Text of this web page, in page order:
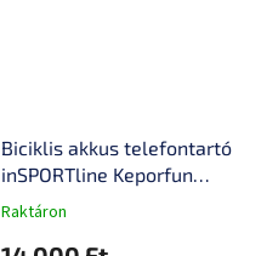
Biciklis akkus telefontartó
inSPORTline Keporfun
4000mAh
A
Raktáron